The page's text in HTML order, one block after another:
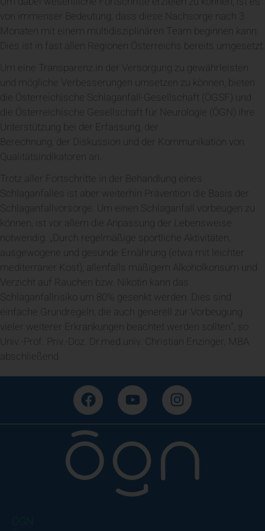
von immenser Bedeutung, dass diese Nachsorge nach 3
Monaten mit einem multidisziplinären Team beginnen kann.
Dies ist in fast allen Regionen Österreichs bereits umgesetzt.
Um eine Transparenz in der Versorgung zu gewährleisten
und mögliche Verbesserungen umsetzen zu können, bieten
die Österreichische Schlaganfall-Gesellschaft (ÖGSF) und
die Österreichische Gesellschaft für Neurologie (ÖGN) ihre
Unterstützung bei der Erfassung, der
Berechnung, der Diskussion und der Kommunikation von
Qualitätsindikatoren an.
Trotz aller Fortschritte in der Behandlung eines
Schlaganfalles ist aber weiterhin Prävention die Basis der
Schlaganfallvorsorge. Um einen Schlaganfall vorbeugen zu
können, ist vor allem die Anpassung der Lebensweise
notwendig. „Durch regelmäßige sportliche Aktivitäten,
ausgewogene und gesunde Ernährung (etwa mit leichter
mediterraner Kost), allenfalls mäßigem Alkoholkonsum und
Verzicht auf Rauchen bzw. Nikotin kann das
Schlaganfallrisiko um 80% gesenkt werden. Dies sind
einfache Grundregeln, die auch generell zur Vorbeugung
vieler weiterer Erkrankungen beachtet werden sollten“, so
Univ.-Prof. Priv.-Doz. Dr.med.univ. Christian Enzinger, MBA
abschließend.